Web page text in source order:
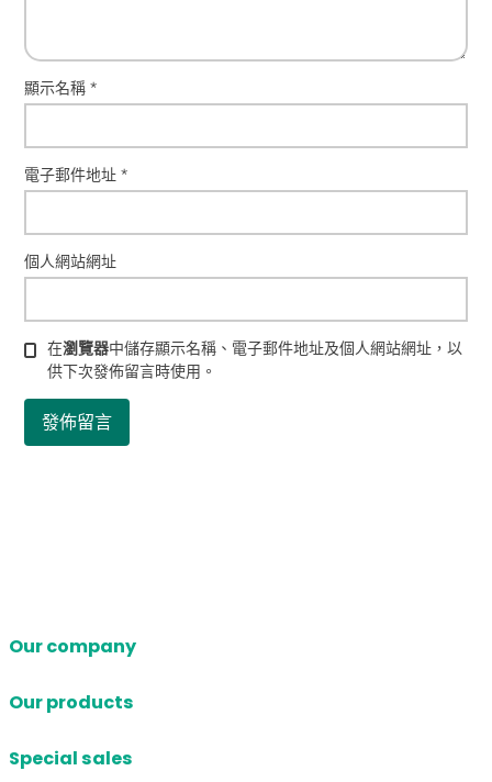
顯示名稱*
電子郵件地址*
個人網站網址
在瀏覽器中儲存顯示名稱、電子郵件地址及個人網站網址，以
供下次發佈留言時使用。
Our company
Our products
Special sales